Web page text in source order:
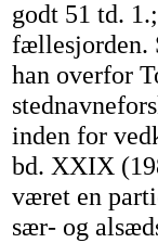
godt 51 td.
fællesjorden.
han overfor
inden for
bd. XXIX
været en
sær- og